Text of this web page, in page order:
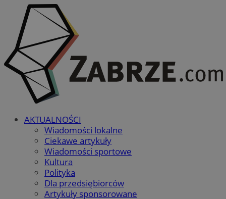
AKTUALNOŚCI
Wiadomości lokalne
Ciekawe artykuły
Wiadomości sportowe
Kultura
Polityka
Dla przedsiębiorców
Artykuły sponsorowane